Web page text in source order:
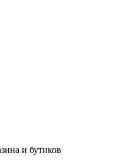
и бутиков